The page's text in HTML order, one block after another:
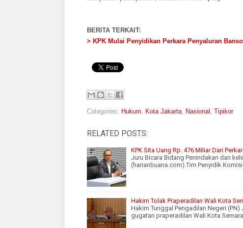
BERITA TERKAIT:
> KPK Mulai Penyidikan Perkara Penyaluran
Categories: Hukum Kota Jakarta Nasional Tipikor
RELATED POSTS:
KPK Sita Uang Rp. 476 Miliar Dari
Juru Bicara Bidang Penindakan dan
(harianbuana.com).Tim Penyidik
Hakim Tolak Praperadilan Wali Kota
Hakim Tunggal Pengadilan Negeri
gugatan praperadilan Wali Kota